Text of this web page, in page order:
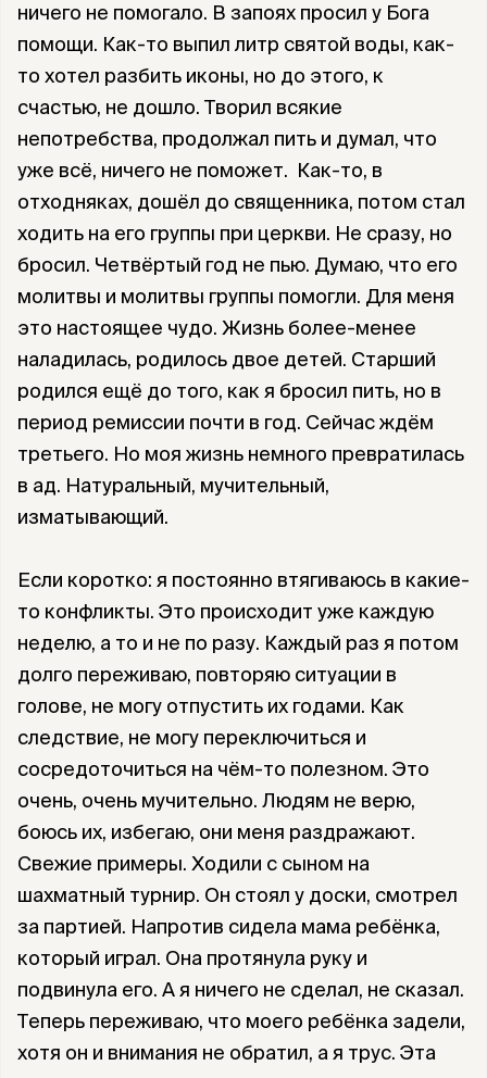
ничего не помогало. В запоях просил у Бога
помощи. Как-то выпил литр святой воды, как-
то хотел разбить иконы, но до этого, к
счастью, не дошло. Творил всякие
непотребства, продолжал пить и думал, что
уже всё, ничего не поможет. Как-то, в
отходняках, дошёл до священника, потом стал
ходить на его группы при церкви. Не сразу, но
бросил. Четвёртый год не пью. Думаю, что его
молитвы и молитвы группы помогли. Для меня
это настоящее чудо. Жизнь более-менее
наладилась, родилось двое детей. Старший
родился ещё до того, как я бросил пить, но в
период ремиссии почти в год. Сейчас ждём
третьего. Но моя жизнь немного превратилась
в ад. Натуральный, мучительный,
изматывающий.
Если коротко: я постоянно втягиваюсь в какие-
то конфликты. Это происходит уже каждую
неделю, а то и не по разу. Каждый раз я потом
долго переживаю, повторяю ситуации в
голове, не могу отпустить их годами. Как
следствие, не могу переключиться и
сосредоточиться на чём-то полезном. Это
очень, очень мучительно. Людям не верю,
боюсь их, избегаю, они меня раздражают.
Свежие примеры. Ходили с сыном на
шахматный турнир. Он стоял у доски, смотрел
за партией. Напротив сидела мама ребёнка,
который играл. Она протянула руку и
подвинула его. А я ничего не сделал, не сказал.
Теперь переживаю, что моего ребёнка задели,
хотя он и внимания не обратил, а я трус. Эта